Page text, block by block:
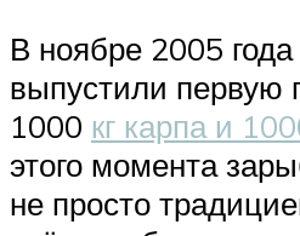
В ноябре 2005
выпустили
1000 кг карпа и
этого момента
не просто